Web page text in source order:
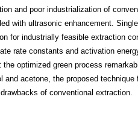
and poor industrialization of
with ultrasonic enhancement.
for industrially feasible extraction
rate constants and activation
optimized green process
acetone, the proposed technique
of conventional extraction.